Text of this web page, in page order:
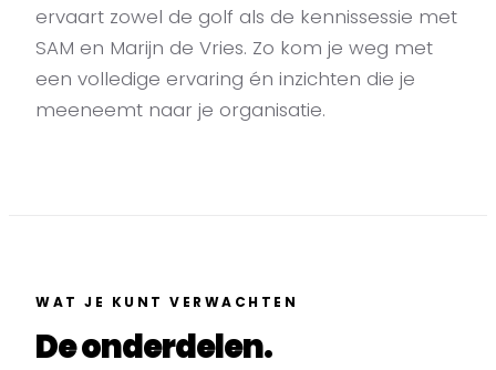
ervaart zowel de golf als de kennissessie met
SAM en Marijn de Vries. Zo kom je weg met
een volledige ervaring én inzichten die je
meeneemt naar je organisatie.
WAT JE KUNT VERWACHTEN
De onderdelen.